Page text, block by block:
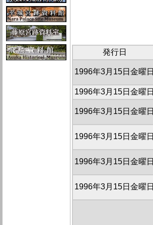
発行日
1996年3月15日金曜日
1996年3月15日金曜日
1996年3月15日金曜日
1996年3月15日金曜日
1996年3月15日金曜日
1996年3月15日金曜日